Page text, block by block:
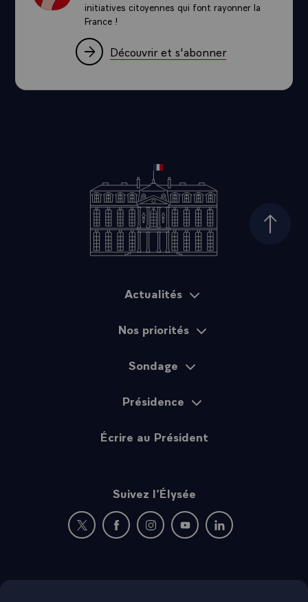
initiatives citoyennes qui font rayonner la
France !
Découvrir et s'abonner
Haut
Actualités
Nos priorités
Sondage
Présidence
Écrire au Président
Suivez l’Élysée
Nouvelle fenêtre : rejoignez-nous sur Twitter
Nouvelle fenêtre : rejoignez-nous sur
Nouvelle fenêtre : rejoignez-nous
Nouvelle fenêtre :
Nouvelle fenêtre :